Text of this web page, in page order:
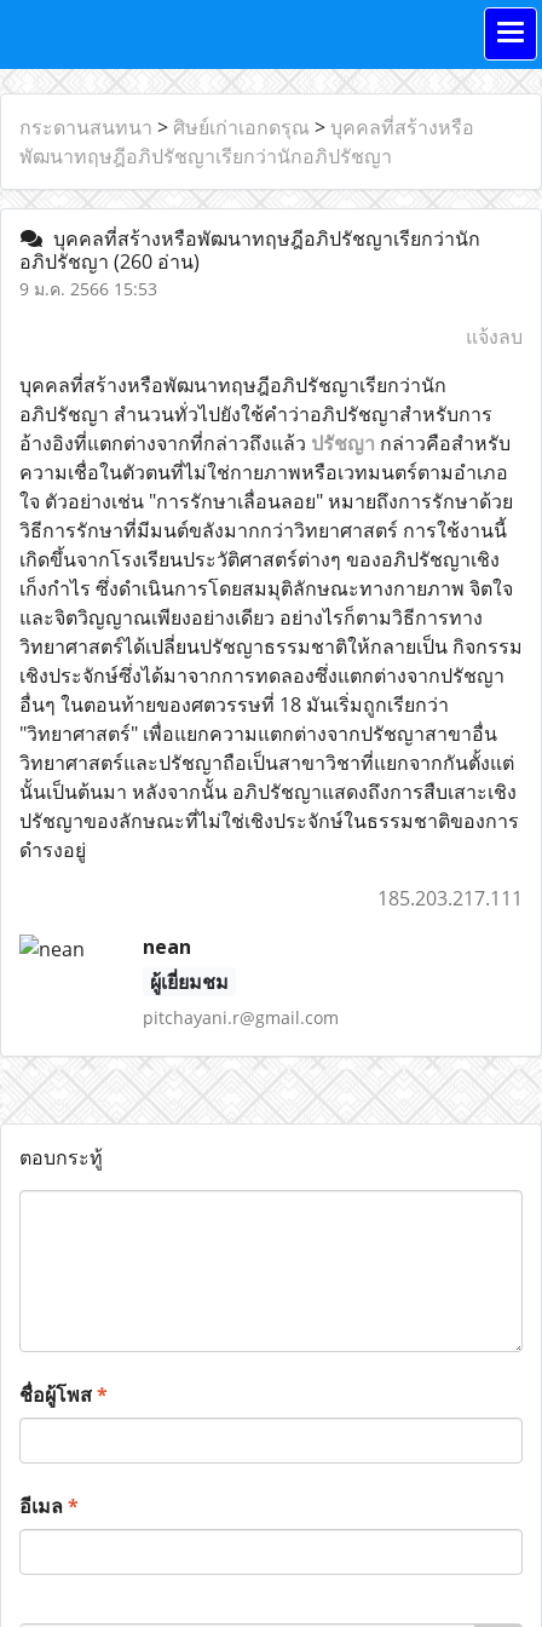
กระดานสนทนา > ศิษย์เก่าเอกดรุณ >บุคคลที่สร้างหรือ
พัฒนาทฤษฎีอภิปรัชญาเรียกว่านักอภิปรัชญา
บุคคลที่สร้างหรือพัฒนาทฤษฎีอภิปรัชญาเรียกว่านัก
อภิปรัชญา (260 อ่าน)
9 ม.ค. 2566 15:53
แจ้งลบ
บุคคลที่สร้างหรือพัฒนาทฤษฎีอภิปรัชญาเรียกว่านัก
อภิปรัชญา สำนวนทั่วไปยังใช้คำว่าอภิปรัชญาสำหรับการ
อ้างอิงที่แตกต่างจากที่กล่าวถึงแล้ว ปรัชญา กล่าวคือสำหรับ
ความเชื่อในตัวตนที่ไม่ใช่กายภาพหรือเวทมนตร์ตามอำเภอ
ใจ ตัวอย่างเช่น "การรักษาเลื่อนลอย" หมายถึงการรักษาด้วย
วิธีการรักษาที่มีมนต์ขลังมากกว่าวิทยาศาสตร์ การใช้งานนี้
เกิดขึ้นจากโรงเรียนประวัติศาสตร์ต่างๆ ของอภิปรัชญาเชิง
เก็งกำไร ซึ่งดำเนินการโดยสมมุติลักษณะทางกายภาพ จิตใจ
และจิตวิญญาณเพียงอย่างเดียว อย่างไรก็ตามวิธีการทาง
วิทยาศาสตร์ได้เปลี่ยนปรัชญาธรรมชาติให้กลายเป็น กิจกรรม
เชิงประจักษ์ซึ่งได้มาจากการทดลองซึ่งแตกต่างจากปรัชญา
อื่นๆ ในตอนท้ายของศตวรรษที่ 18 มันเริ่มถูกเรียกว่า
"วิทยาศาสตร์" เพื่อแยกความแตกต่างจากปรัชญาสาขาอื่น
วิทยาศาสตร์และปรัชญาถือเป็นสาขาวิชาที่แยกจากกันตั้งแต่
นั้นเป็นต้นมา หลังจากนั้น อภิปรัชญาแสดงถึงการสืบเสาะเชิง
ปรัชญาของลักษณะที่ไม่ใช่เชิงประจักษ์ในธรรมชาติของการ
ดำรงอยู่
185.203.217.111
nean
ผู้เยี่ยมชม
pitchayani.r@gmail.com
ตอบกระทู้
ชื่อผู้โพส*
อีเมล*